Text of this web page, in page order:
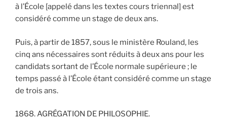
à l’École [appelé dans les textes cours triennal] est
considéré comme un stage de deux ans.
Puis, à partir de 1857, sous le ministère Rouland, les
cinq ans nécessaires sont réduits à deux ans pour les
candidats sortant de l’École normale supérieure ; le
temps passé à l’École étant considéré comme un stage
de trois ans.
1868. AGRÉGATION DE PHILOSOPHIE.